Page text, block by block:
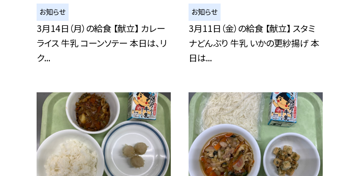
お知らせ
3月14日（月）の給食 【献立】 カレー
ライス 牛乳 コーンソテー 本日は、リ
ク...
お知らせ
3月11日（金）の給食 【献立】 スタミ
ナどんぶり 牛乳 いかの更紗揚げ 本
日は...